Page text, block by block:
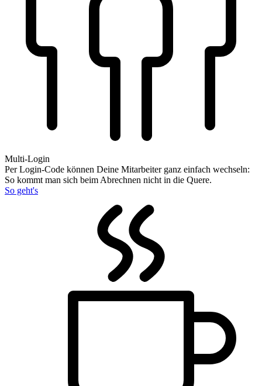
Multi-Login
Per Login-Code können Deine Mitarbeiter ganz einfach wechseln:
So kommt man sich beim Abrechnen nicht in die Quere.
So geht's